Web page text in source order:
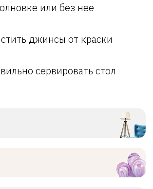
или без нее
джинсы от краски
сервировать стол